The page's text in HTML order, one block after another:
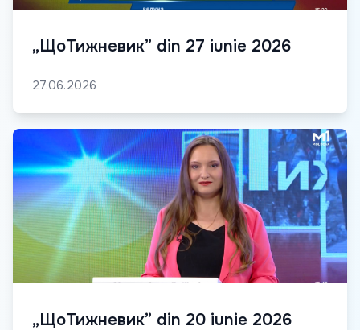
„ЩоТижневик” din 27 iunie 2026
27.06.2026
„ЩоТижневик” din 20 iunie 2026